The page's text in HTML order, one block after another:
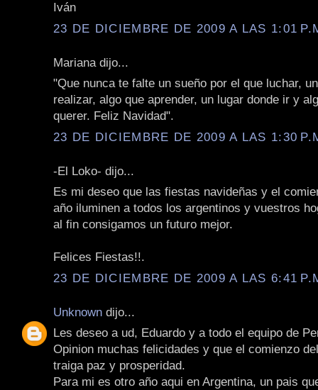
Iván
23 DE DICIEMBRE DE 2009 A LAS 1:01
Mariana dijo...
"Que nunca te falte un sueño por el que luchar,
realizar, algo que aprender, un lugar donde ir y
querer. Feliz Navidad".
23 DE DICIEMBRE DE 2009 A LAS 1:30
-El Loko- dijo...
Es mi deseo que las fiestas navideñas y el
año iluminen a todos los argentinos y vuestros
al fin consigamos un futuro mejor.
Felices Fiestas!!.
23 DE DICIEMBRE DE 2009 A LAS 6:41
Unknown dijo...
Les deseo a ud, Eduardo y a todo el equipo de
Opinion muchas felicidades y que el comienzo
traiga paz y prosperidad.
Para mi es otro año aqui en Argentina, un pais